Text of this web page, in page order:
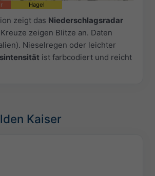
Hagel
zeigt das Niederschlagsradar
zeigen Blitze an. Daten
Nieselregen oder leichter
ist farbcodiert und reicht
Kaiser